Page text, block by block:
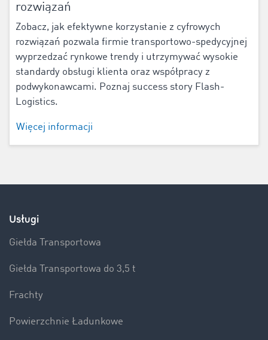
rozwiązań
Zobacz, jak efektywne korzystanie z cyfrowych
rozwiązań pozwala firmie transportowo-spedycyjnej
wyprzedzać rynkowe trendy i utrzymywać wysokie
standardy obsługi klienta oraz współpracy z
podwykonawcami. Poznaj success story Flash-
Logistics.
Więcej informacji
Usługi
Giełda Transportowa
Giełda Transportowa do 3,5 t
Frachty
Powierzchnie Ładunkowe